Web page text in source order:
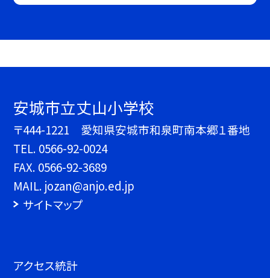
安城市立丈山小学校
〒444-1221 愛知県安城市和泉町南本郷１番地
TEL. 0566-92-0024
FAX. 0566-92-3689
MAIL. jozan@anjo.ed.jp
サイトマップ
アクセス統計